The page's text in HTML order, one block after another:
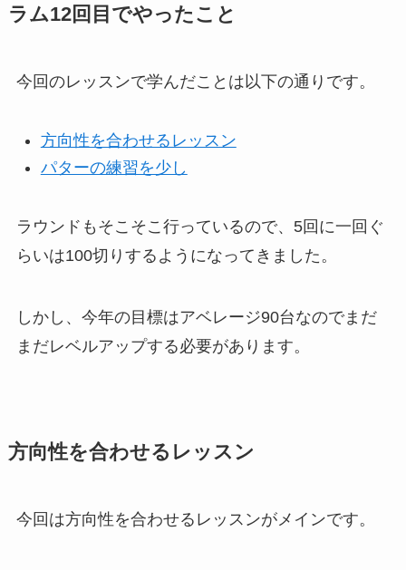
ラム12回目でやったこと
今回のレッスンで学んだことは以下の通りです。
方向性を合わせるレッスン
パターの練習を少し
ラウンドもそこそこ行っているので、5回に一回ぐ
らいは100切りするようになってきました。
しかし、今年の目標はアベレージ90台なのでまだ
まだレベルアップする必要があります。
方向性を合わせるレッスン
今回は方向性を合わせるレッスンがメインです。